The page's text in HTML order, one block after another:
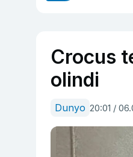
Crocus
olindi
Dunyo 20:01 /